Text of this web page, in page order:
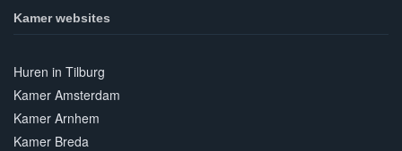
Kamer websites
Huren in Tilburg
Kamer Amsterdam
Kamer Arnhem
Kamer Breda